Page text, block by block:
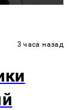
3 часа назад